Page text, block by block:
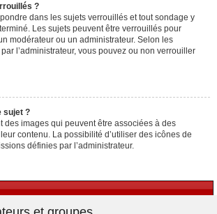
?
dans les sujets verrouillés et tout sondage y
Les sujets peuvent être verrouillés pour
modérateur ou un administrateur. Selon les
l’administrateur, vous pouvez ou non verrouiller
sujet ?
des images qui peuvent être associées à des
contenu. La possibilité d’utiliser des icônes de
définies par l’administrateur.